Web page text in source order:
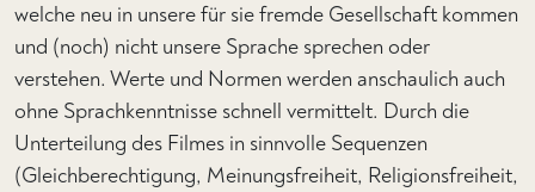
welche neu in unsere für sie fremde Gesellschaft kommen
und (noch) nicht unsere Sprache sprechen oder
verstehen. Werte und Normen werden anschaulich auch
ohne Sprachkenntnisse schnell vermittelt. Durch die
Unterteilung des Filmes in sinnvolle Sequenzen
(Gleichberechtigung, Meinungsfreiheit, Religionsfreiheit,